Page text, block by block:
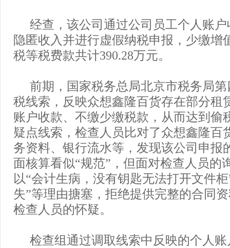
经查，该公司通过公司员工个人账
隐匿收入并进行虚假纳税申报，少缴增
税等税费款共计390.28万元。
前期，国家税务总局北京市税务局
税线索，反映众想鑫隆百货存在部分租
账户收款、不缴少缴税款，从而达到偷
疑点线索，检查人员比对了众想鑫隆百
务资料、银行流水等，发现该公司申报
面核算看似“规范”，但面对检查人员的
以“会计生病，没有钥匙无法打开文件
失”等理由搪塞，拒绝提供完整的合同
检查人员的怀疑。
检查组通过调取线索中反映的个人